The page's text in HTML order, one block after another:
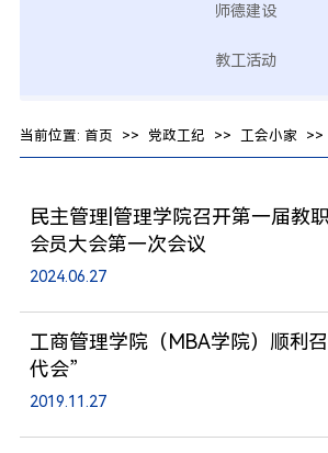
师德建设
教工活动
当前位置: 首页 >> 党政工纪 >> 工会小家 >>
民主管理|管理学院召开第一届教
会员大会第一次会议
2024.06.27
工商管理学院（MBA学院）顺利
代会”
2019.11.27